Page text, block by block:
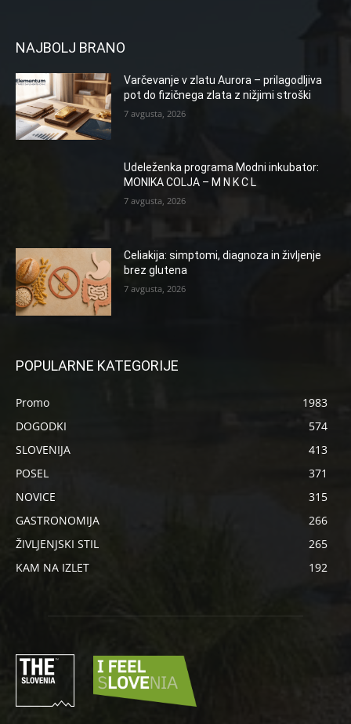
NAJBOLJ BRANO
Varčevanje v zlatu Aurora – prilagodljiva
pot do fizičnega zlata z nižjimi stroški
7 avgusta, 2026
Udeleženka programa Modni inkubator:
MONIKA COLJA – M N K C L
7 avgusta, 2026
Celiakija: simptomi, diagnoza in življenje
brez glutena
7 avgusta, 2026
POPULARNE KATEGORIJE
Promo
1983
DOGODKI
574
SLOVENIJA
413
POSEL
371
NOVICE
315
GASTRONOMIJA
266
ŽIVLJENJSKI STIL
265
KAM NA IZLET
192